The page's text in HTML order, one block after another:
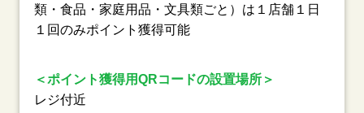
類・食品・家庭用品・文具類ごと）は１店舗１日
１回のみポイント獲得可能
＜ポイント獲得用QRコードの設置場所＞
レジ付近